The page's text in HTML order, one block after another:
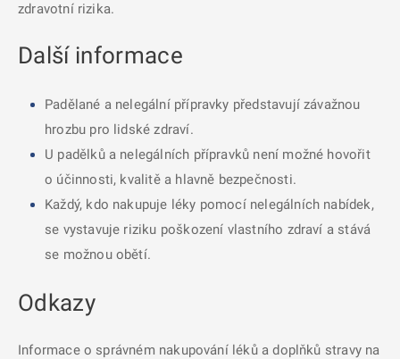
zdravotní rizika.
Další informace
Padělané a nelegální přípravky představují závažnou
hrozbu pro lidské zdraví.
U padělků a nelegálních přípravků není možné hovořit
o účinnosti, kvalitě a hlavně bezpečnosti.
Každý, kdo nakupuje léky pomocí nelegálních nabídek,
se vystavuje riziku poškození vlastního zdraví a stává
se možnou obětí.
Odkazy
Informace o správném nakupování léků a doplňků stravy na